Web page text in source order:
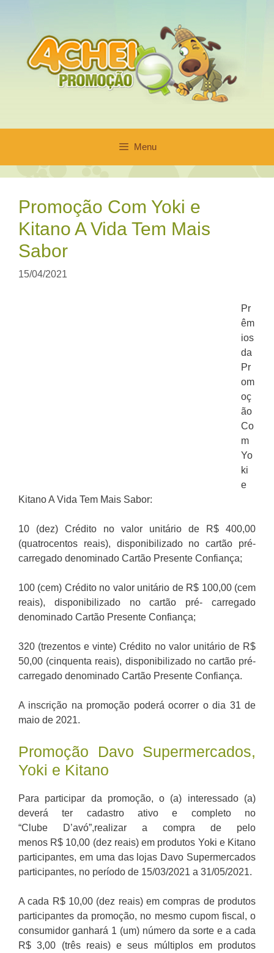
conteúdo
Menu
Promoção Com Yoki e
Kitano A Vida Tem Mais
Sabor
15/04/2021
Pr
êm
ios
da
Pr
om
oç
ão
Co
m
Yo
ki
e
Kitano A Vida Tem Mais Sabor:
10 (dez) Crédito no valor unitário de R$ 400,00
(quatrocentos reais), disponibilizado no cartão pré-
carregado denominado Cartão Presente Confiança;
100 (cem) Crédito no valor unitário de R$ 100,00 (cem
reais), disponibilizado no cartão pré- carregado
denominado Cartão Presente Confiança;
320 (trezentos e vinte) Crédito no valor unitário de R$
50,00 (cinquenta reais), disponibilizado no cartão pré-
carregado denominado Cartão Presente Confiança.
A inscrição na promoção poderá ocorrer o dia 31 de
maio de 2021.
Promoção Davo Supermercados,
Yoki e Kitano
Para participar da promoção, o (a) interessado (a)
deverá ter cadastro ativo e completo no
“Clube D’avó”,realizar a compra de pelo
menos R$ 10,00 (dez reais) em produtos Yoki e Kitano
participantes, em uma das lojas Davo Supermercados
participantes, no período de 15/03/2021 a 31/05/2021.
A cada R$ 10,00 (dez reais) em compras de produtos
participantes da promoção, no mesmo cupom fiscal, o
consumidor ganhará 1 (um) número da sorte e a cada
R$ 3,00 (três reais) e seus múltiplos em produtos